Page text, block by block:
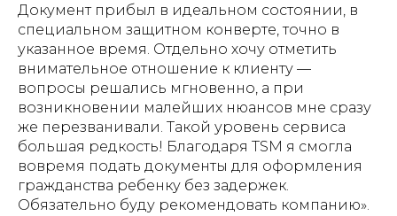
Документ прибыл в идеальном состоянии, в
специальном защитном конверте, точно в
указанное время. Отдельно хочу отметить
внимательное отношение к клиенту —
вопросы решались мгновенно, а при
возникновении малейших нюансов мне сразу
же перезванивали. Такой уровень сервиса
большая редкость! Благодаря TSM я смогла
вовремя подать документы для оформления
гражданства ребенку без задержек.
Обязательно буду рекомендовать компанию».